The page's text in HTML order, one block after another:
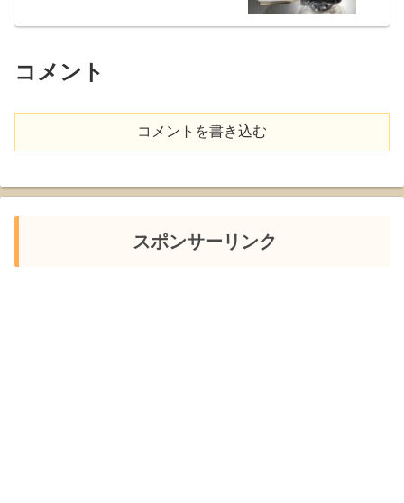
コメント
コメントを書き込む
スポンサーリンク